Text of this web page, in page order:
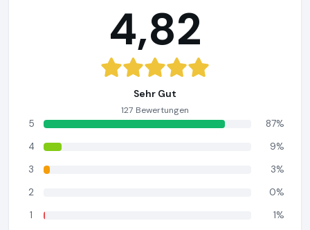
4,82
Sehr Gut
127 Bewertungen
5
87%
4
9%
3
3%
2
0%
1
1%